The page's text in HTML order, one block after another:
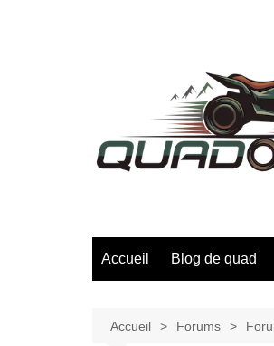
Accueil Blog de quad
Accueil Forums